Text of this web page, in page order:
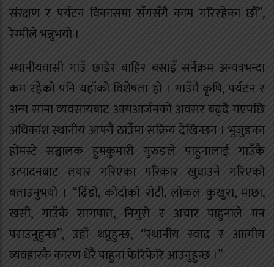
संरक्षण र पर्यटन विकासमा सँगसँगै काम गरिरहेका छौँ”,
रेग्मीले भन्नुभयो ।
स्थानीयवासी गाउँ छाडेर बाहिर बसाइँ सर्नेक्रम अन्यत्रभन्दा
कम रहेको पनि यहाँको विशेषता हो । गाउँमै कृषि, पर्यटन र
अन्य साना व्यवसायबाट आयआर्जनको अवसर बढ्दै गएपछि
अधिकांश स्थानीय आफ्नै ठाउँमा सक्रिय देखिन्छन । भुजुङका
होमस्टे सञ्चालक हुमकुमारी गुरुङले पाहुनालाई गाउँकै
उत्पादनबाट तयार गरिएका परिकार खुवाउने गरिएको
बताउनुभयो । “ढिँडो, कोदोको रोटी, लोकल कुखुरा, माछा,
खसी, गाउँकै सागपात, निगुरो र अचार पाहुनाले मन
पराउनुहुन्छ”, उहाँ थप्नुहुन्छ, “स्थानीय स्वाद र आत्मीय
व्यवहारकै कारण धेरै पाहुना फेरिफेरि आउनुहुन्छ ।”